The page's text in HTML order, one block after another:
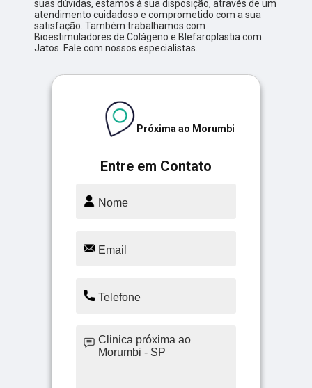
suas dúvidas, estamos à sua disposição, através de um
atendimento cuidadoso e comprometido com a sua
satisfação. Também trabalhamos com
Bioestimuladores de Colágeno e Blefaroplastia com
Jatos. Fale com nossos especialistas.
Entre em Contato
Próxima ao Morumbi